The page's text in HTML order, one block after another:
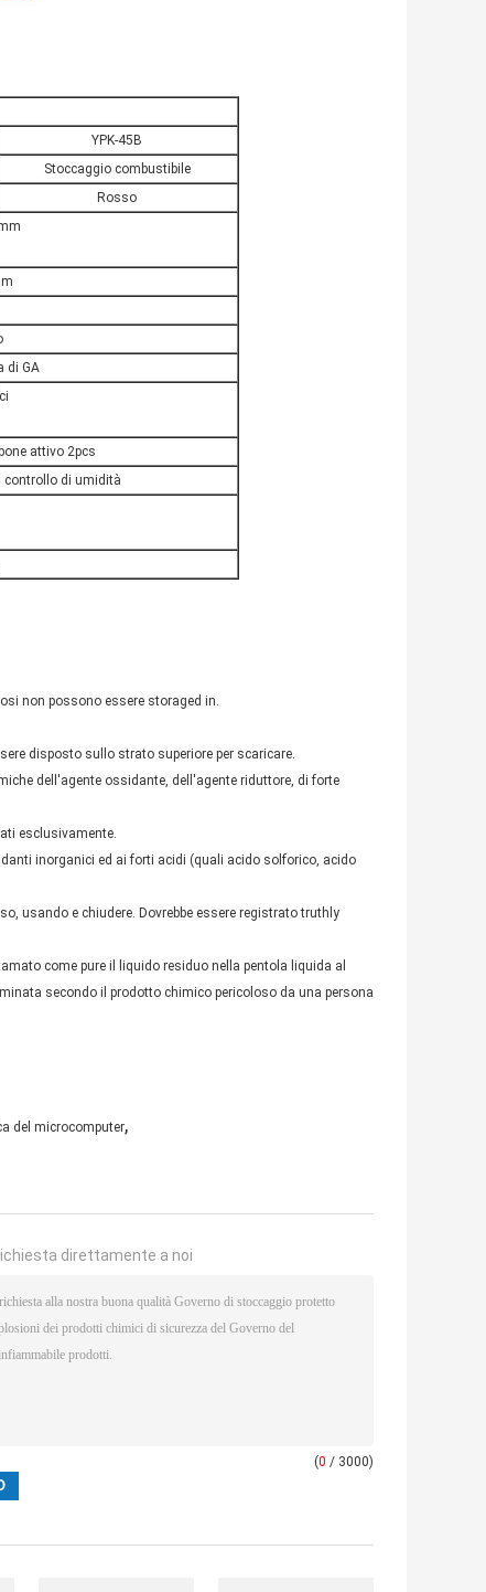
YPK-45B
Stoccaggio combustibile
Rosso
di GA
attivo 2pcs
controllo di umidità
non possono essere storaged in.
disposto sullo strato superiore per scaricare.
dell'agente ossidante, dell'agente riduttore, di forte
esclusivamente.
inorganici ed ai forti acidi (quali acido solforico, acido
usando e chiudere. Dovrebbe essere registrato truthly
come pure il liquido residuo nella pentola liquida al
secondo il prodotto chimico pericoloso da una persona
del microcomputer,
direttamente a noi
(0 / 3000)